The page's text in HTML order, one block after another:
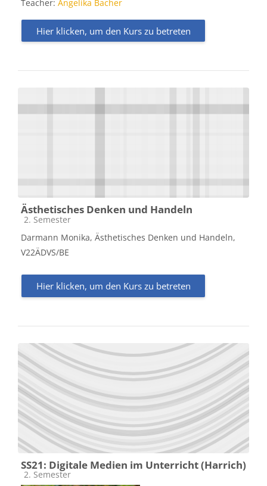
Teacher: Angelika Bacher
Hier klicken, um den Kurs zu betreten
Ästhetisches Denken und Handeln
Kursbereich
2. Semester
Darmann Monika, Ästhetisches Denken und Handeln,
V22ÄDVS/BE
Hier klicken, um den Kurs zu betreten
SS21: Digitale Medien im Unterricht (Harrich)
Kursbereich
2. Semester